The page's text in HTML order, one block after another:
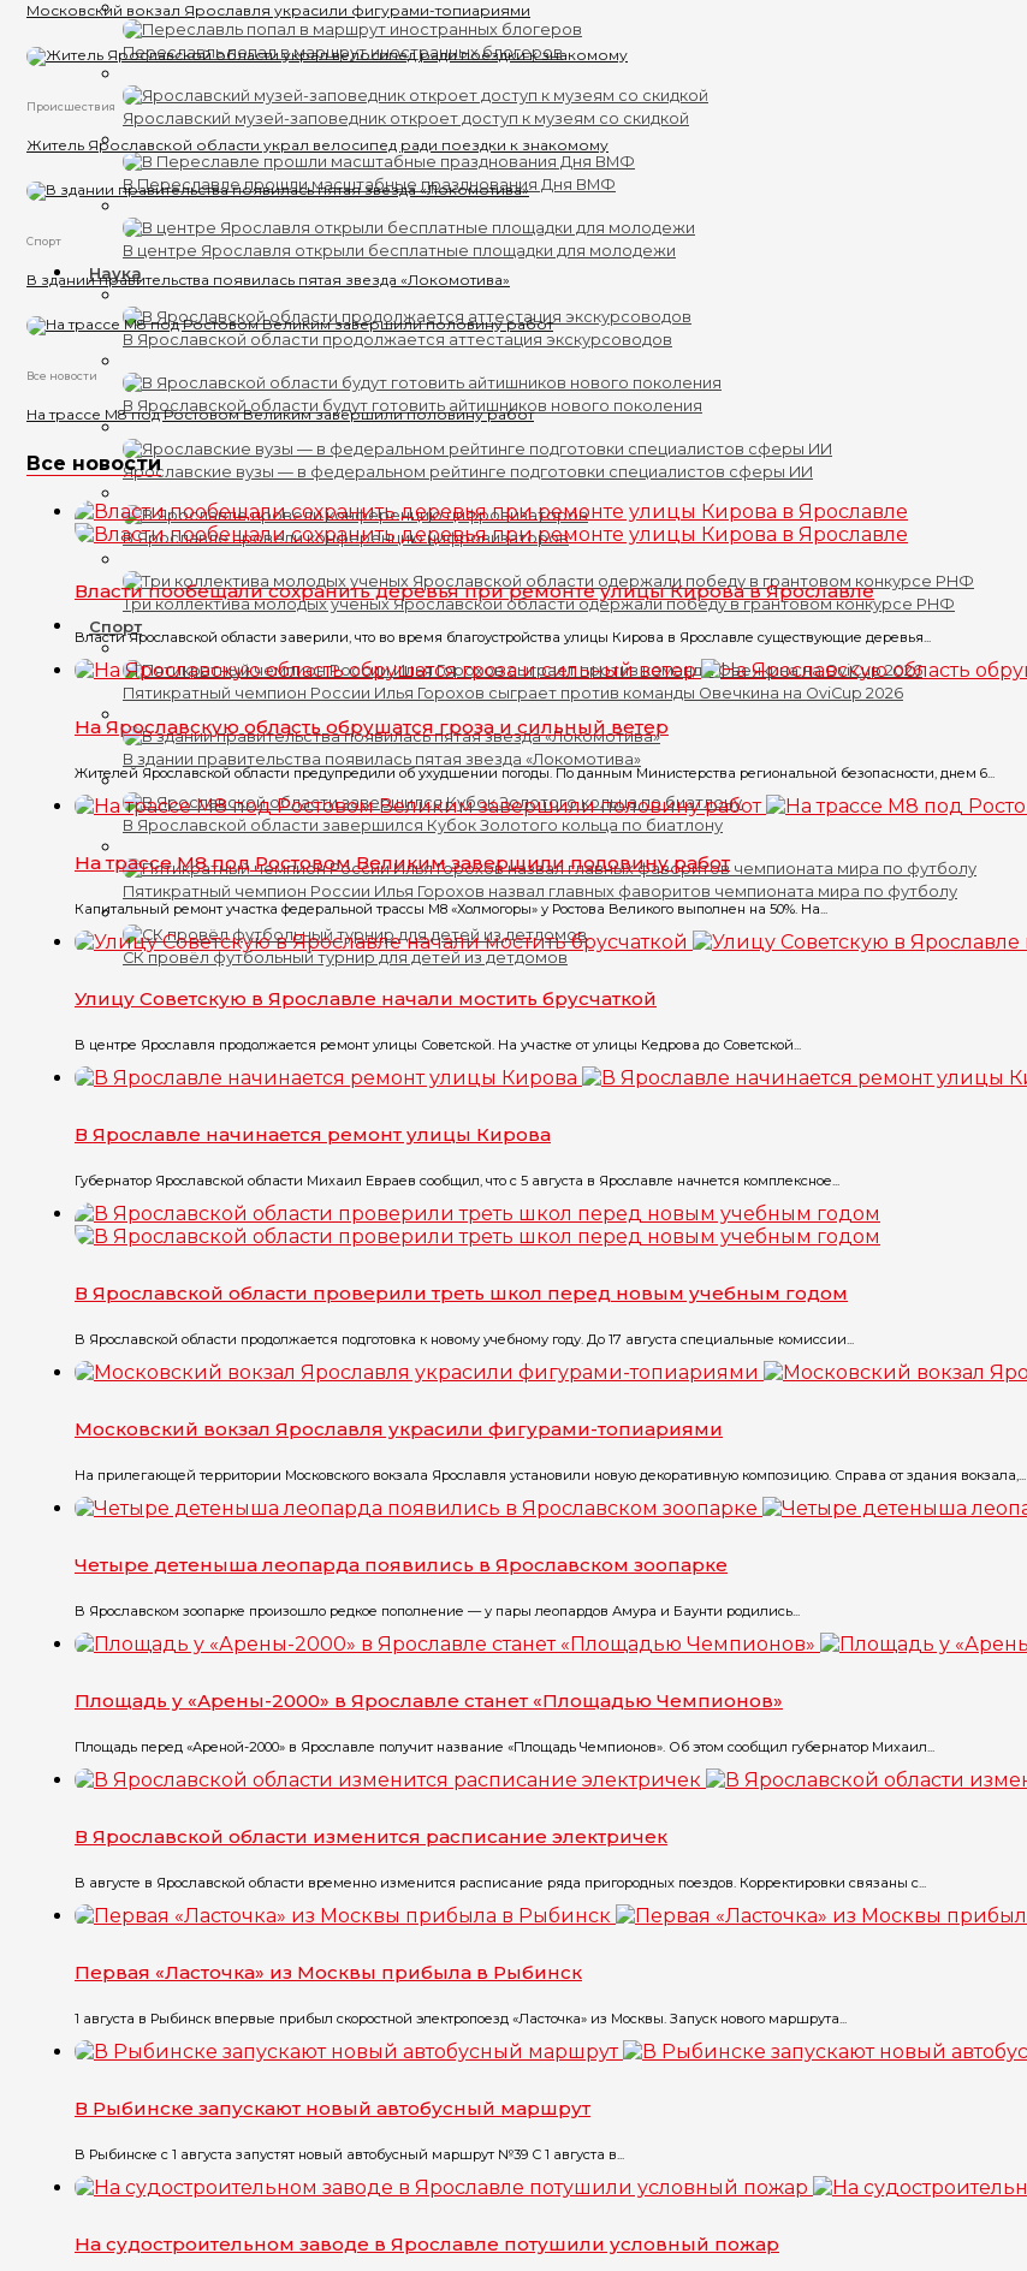
Переславль попал в маршрут иностранных блогеров
Ярославский музей-заповедник откроет доступ к музеям со скидкой
В Переславле прошли масштабные празднования Дня ВМФ
В центре Ярославля открыли бесплатные площадки для молодежи
Наука
В Ярославской области продолжается аттестация экскурсоводов
В Ярославской области будут готовить айтишников нового поколения
Ярославские вузы — в федеральном рейтинге подготовки специалистов сферы ИИ
В Ярославле провели конференцию цифровизаторов
Три коллектива молодых ученых Ярославской области одержали победу в грантовом конкурсе РНФ
Спорт
Пятикратный чемпион России Илья Горохов сыграет против команды Овечкина на OviCup 2026
В здании правительства появилась пятая звезда «Локомотива»
В Ярославской области завершился Кубок Золотого кольца по биатлону
Пятикратный чемпион России Илья Горохов назвал главных фаворитов чемпионата мира по футболу
СК провёл футбольный турнир для детей из детдомов
Московский вокзал Ярославля украсили фигурами-топиариями
Происшествия
Житель Ярославской области украл велосипед ради поездки к знакомому
Спорт
В здании правительства появилась пятая звезда «Локомотива»
Все новости
На трассе М8 под Ростовом Великим завершили половину работ
Все новости
Власти пообещали сохранить деревья при ремонте улицы Кирова в Ярославле
Власти Ярославской области заверили, что во время благоустройства улицы Кирова в Ярославле существующие деревья...
На Ярославскую область обрушатся гроза и сильный ветер
Жителей Ярославской области предупредили об ухудшении погоды. По данным Министерства региональной безопасности, днем 6...
На трассе М8 под Ростовом Великим завершили половину работ
Капитальный ремонт участка федеральной трассы М8 «Холмогоры» у Ростова Великого выполнен на 50%. На...
Улицу Советскую в Ярославле начали мостить брусчаткой
В центре Ярославля продолжается ремонт улицы Советской. На участке от улицы Кедрова до Советской...
В Ярославле начинается ремонт улицы Кирова
Губернатор Ярославской области Михаил Евраев сообщил, что с 5 августа в Ярославле начнется комплексное...
В Ярославской области проверили треть школ перед новым учебным годом
В Ярославской области продолжается подготовка к новому учебному году. До 17 августа специальные комиссии...
Московский вокзал Ярославля украсили фигурами-топиариями
На прилегающей территории Московского вокзала Ярославля установили новую декоративную композицию. Справа от здания вокзала,...
Четыре детеныша леопарда появились в Ярославском зоопарке
В Ярославском зоопарке произошло редкое пополнение — у пары леопардов Амура и Баунти родились...
Площадь у «Арены-2000» в Ярославле станет «Площадью Чемпионов»
Площадь перед «Ареной-2000» в Ярославле получит название «Площадь Чемпионов». Об этом сообщил губернатор Михаил...
В Ярославской области изменится расписание электричек
В августе в Ярославской области временно изменится расписание ряда пригородных поездов. Корректировки связаны с...
Первая «Ласточка» из Москвы прибыла в Рыбинск
1 августа в Рыбинск впервые прибыл скоростной электропоезд «Ласточка» из Москвы. Запуск нового маршрута...
В Рыбинске запускают новый автобусный маршрут
В Рыбинске с 1 августа запустят новый автобусный маршрут №39 С 1 августа в...
На судостроительном заводе в Ярославле потушили условный пожар